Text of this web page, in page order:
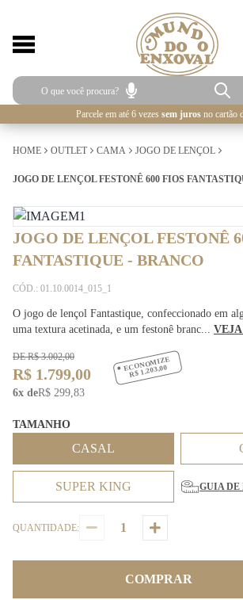
Parcele em até 6 vezes sem juros no cartão
HOME OUTLET CAMA JOGO DE LENÇOL
JOGO DE LENÇOL FESTONÊ 600 FIOS
JOGO DE LENÇOL FESTONÊ
FANTASTIQUE - BRANCO
CÓD.: 01.10.0014_015_1
O jogo de lençol Fantastique, confeccionado em
uma textura acetinada, e um festonê branc...
DE R$ 3.002,00
R$ 1.799,00
6x deR$ 299,83
ECONOMIZE
R$ 1.203,00
TAMANHO
CASAL
SUPER KING GUIA DE
QUANTIDADE:
COMPRAR